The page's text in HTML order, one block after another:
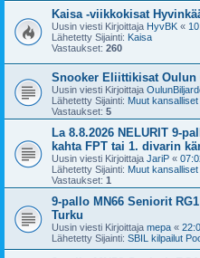
Kaisa -viikkokisat
Uusin viesti Kirjoittaja HyvBK «
Lähetetty Sijainti: Kaisa
Vastaukset: 260
Snooker Eliittikisat Oulun
Uusin viesti Kirjoittaja
Lähetetty Sijainti: Muut kansalliset
Vastaukset: 5
La 8.8.2026 NELURIT 9-
kahta FPT tai 1. divarin
Uusin viesti Kirjoittaja JariP «
Lähetetty Sijainti: Muut kansalliset
Vastaukset: 1
9-pallo MN66 Seniorit
Turku
Uusin viesti Kirjoittaja mepa «
Lähetetty Sijainti: SBIL kilpailut